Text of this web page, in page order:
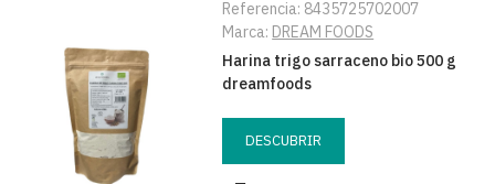
Referencia: 8435725702007
Marca: DREAM FOODS
Harina trigo sarraceno bio 500 g
dreamfoods
DESCUBRIR